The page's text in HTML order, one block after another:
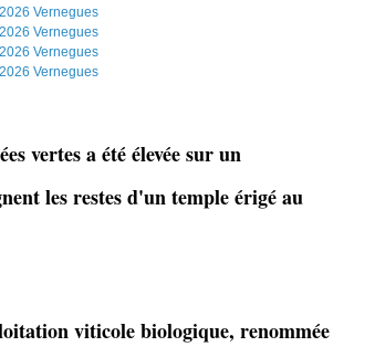
vertes a été élevée sur un
les restes d'un temple érigé au
viticole biologique, renommée